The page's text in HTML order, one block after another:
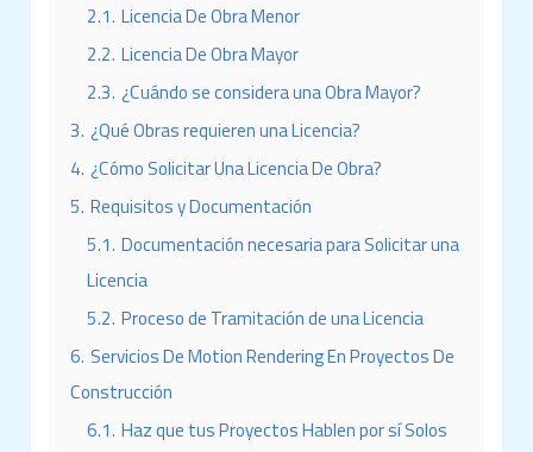
2.1. Licencia De Obra Menor
2.2. Licencia De Obra Mayor
2.3. ¿Cuándo se considera una Obra Mayor?
3. ¿Qué Obras requieren una Licencia?
4. ¿Cómo Solicitar Una Licencia De Obra?
5. Requisitos y Documentación
5.1. Documentación necesaria para Solicitar una
Licencia
5.2. Proceso de Tramitación de una Licencia
6. Servicios De Motion Rendering En Proyectos De
Construcción
6.1. Haz que tus Proyectos Hablen por sí Solos